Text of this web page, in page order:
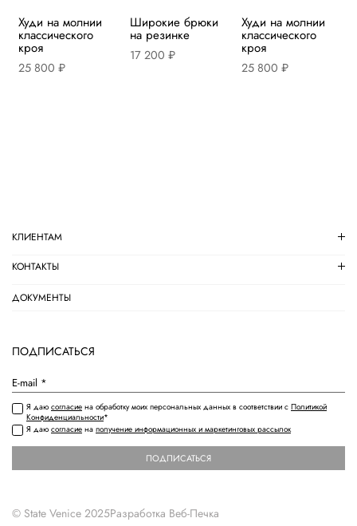
Худи на молнии
классического
кроя
25 800 ₽
Широкие брюки
на резинке
17 200 ₽
Худи на молнии
классического
кроя
25 800 ₽
КЛИЕНТАМ
КОНТАКТЫ
ДОКУМЕНТЫ
© State Venice 2025Разработка Веб-Печка
ПОДПИСАТЬСЯ
Я даю согласие на обработку моих персональных данных в соответствии с Политикой
Конфиденциальности*
Я даю согласие на получение информационных и маркетинговых рассылок
ПОДПИСАТЬСЯ